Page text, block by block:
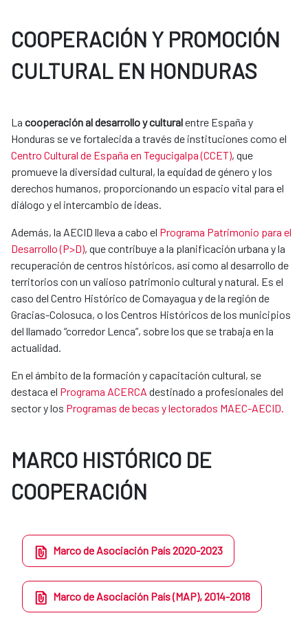
COOPERACIÓN Y PROMOCIÓN
CULTURAL EN HONDURAS
La cooperación al desarrollo y culturalentre España y
Honduras se ve fortalecida a través de instituciones como el
Centro Cultural de España en Tegucigalpa (CCET), que
promueve la diversidad cultural, la equidad de género y los
derechos humanos, proporcionando un espacio vital para el
diálogo y el intercambio de ideas.
Además, la AECID lleva a cabo el Programa Patrimonio para el
Desarrollo (P>D), que contribuye a la planificación urbana y la
recuperación de centros históricos, así como al desarrollo de
territorios con un valioso patrimonio cultural y natural. Es el
caso del Centro Histórico de Comayagua y de la región de
Gracias-Colosuca, o los Centros Históricos de los municipios
del llamado “corredor Lenca”, sobre los que se trabaja en la
actualidad.
En el ámbito de la formación y capacitación cultural, se
destaca el Programa ACERCA destinado a profesionales del
sector y los Programas de becas y lectorados MAEC-AECID.
MARCO HISTÓRICO DE
COOPERACIÓN
Marco de Asociación País 2020-2023
Marco de Asociación País (MAP), 2014-2018